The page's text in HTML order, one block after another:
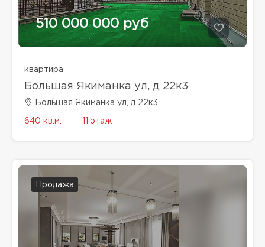
510 000 000 руб
квартира
Большая Якиманка ул, д 22к3
Большая Якиманка ул, д 22к3
640 кв.м. 11 этаж
Продажа